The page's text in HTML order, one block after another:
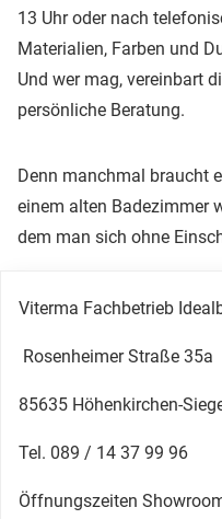
13 Uhr oder nach
Materialien, Farben und
Und wer mag, vereinbart
persönliche Beratung.
Denn manchmal braucht
einem alten Badezimmer
dem man sich ohne
Viterma Fachbetrieb
Rosenheimer Straße 35a
85635 Höhenkirchen-
Tel. 089 / 14 37 99 96
Öffnungszeiten